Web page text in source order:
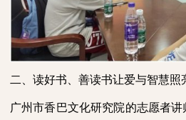
二、读好书、善读书让爱与智慧照
广州市香巴文化研究院的志愿者